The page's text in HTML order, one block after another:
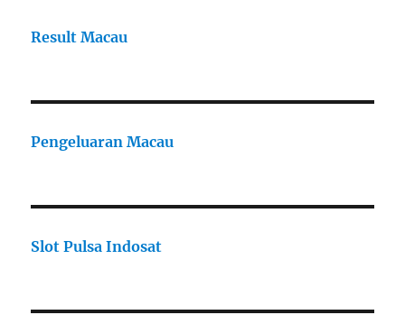
Result Macau
Pengeluaran Macau
Slot Pulsa Indosat